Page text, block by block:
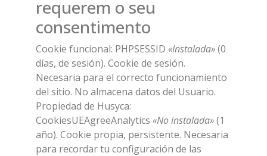
requerem o seu
consentimento
Cookie funcional: PHPSESSID «Instalada»(0
días, de sesión). Cookie de sesión.
Necesaria para el correcto funcionamiento
del sitio. No almacena datos del Usuario.
Propiedad de Husyca:
CookiesUEAgreeAnalytics «No instalada»(1
año). Cookie propia, persistente. Necesaria
para recordar tu configuración de las